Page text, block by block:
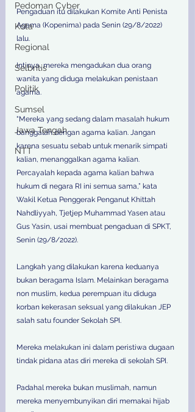
Pedoman Cyber
Kota
Regional
Selbritis
Politik
Sumsel
Jawa Tengah
NTT
Pengaduan itu dilakukan Komite Anti Penista
Agama (Kopenima) pada Senin (29/8/2022)
lalu.
Intinya, mereka mengadukan dua orang
wanita yang diduga melakukan penistaan
agama.
"Mereka yang sedang dalam masalah hukum
banggalah dengan agama kalian. Jangan
karena sesuatu sebab untuk menarik simpati
kalian, menanggalkan agama kalian.
Percayalah kepada agama kalian bahwa
hukum di negara RI ini semua sama,” kata
Wakil Ketua Penggerak Penganut Khittah
Nahdliyyah, Tjetjep Muhammad Yasen atau
Gus Yasin, usai membuat pengaduan di SPKT,
Senin (29/8/2022).
Langkah yang dilakukan karena keduanya
bukan beragama Islam. Melainkan beragama
non muslim, kedua perempuan itu diduga
korban kekerasan seksual yang dilakukan JEP
salah satu founder Sekolah SPI.
Mereka melakukan ini dalam peristiwa dugaan
tindak pidana atas diri mereka di sekolah SPI.
Padahal mereka bukan muslimah, namun
mereka menyembunyikan diri memakai hijab